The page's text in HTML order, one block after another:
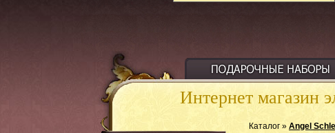
Интернет магазин
Каталог » Angel